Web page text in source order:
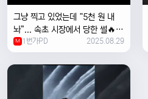
그냥 찍고 있었는데 “5천 원 내
놔”... 속초 시장에서 당한 썰🔥
M 1번가PD 2025.08.29